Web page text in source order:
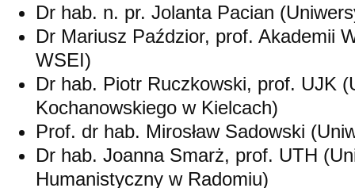
Dr hab. n. pr. Jolanta Pacian
Dr Mariusz Paździor, prof. Akademii
WSEI)
Dr hab. Piotr Ruczkowski, prof. UJK
Kochanowskiego w Kielcach)
Prof. dr hab. Mirosław Sadowski
Dr hab. Joanna Smarż, prof. UTH
Humanistyczny w Radomiu)